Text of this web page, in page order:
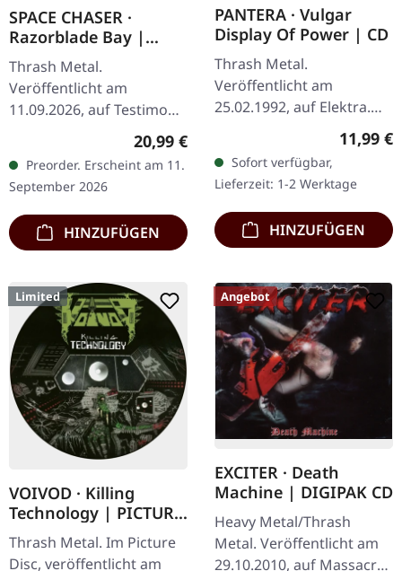
SPACE CHASER ·
Razorblade Bay |
BLACK LP
Thrash Metal.
Veröffentlicht am
11.09.2026, auf Testimony
Records. Schwarzes Vinyl
im Standard-Cover mit
Insert. Schnallt euch an,
Leute - hier kommt…
Regulärer Preis:
20,99 €
Preorder. Erscheint am 11.
September 2026
HINZUFÜGEN
PANTERA · Vulgar
Display Of Power | CD
Thrash Metal.
Veröffentlicht am
25.02.1992, auf Elektra.
CD im Jewelcase. Als
Pantera 1992 "Vulgar
Display of Power"
veröffentlichten, brachten
sie…
11,99 €
Sofort verfügbar,
Lieferzeit: 1-2 Werktage
HINZUFÜGEN
Limited
VOIVOD · Killing
Technology | PICTURE
DISC LP
Thrash Metal. Im Picture
Disc, veröffentlicht am
Angebot
EXCITER · Death
Machine | DIGIPAK CD
Heavy Metal/Thrash
Metal. Veröffentlicht am
29.10.2010, auf Massacre